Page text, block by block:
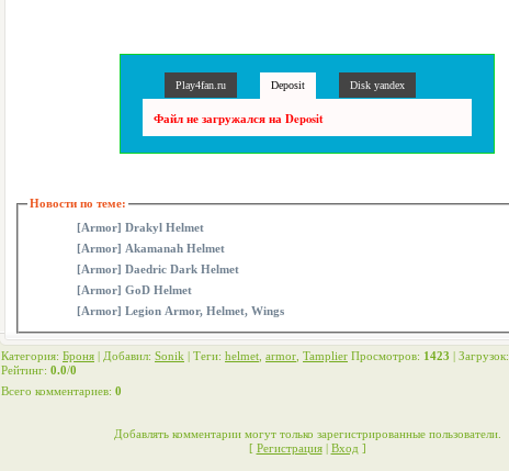
Play4fan.ru Deposit Disk yandex
Файл не загружался на Deposit
Новости по теме:
[Armor] Drakyl Helmet
[Armor] Akamanah Helmet
[Armor] Daedric Dark Helmet
[Armor] GoD Helmet
[Armor] Legion Armor, Helmet, Wings
Категория: Броня | Добавил: Sonik | Теги: helmet armor Tamplier Просмотров: 1423 | Загрузок:
Рейтинг: 0.0/0
Всего комментариев: 0
Добавлять комментарии могут только зарегистрированные пользователи.
[ Регистрация| Вход ]